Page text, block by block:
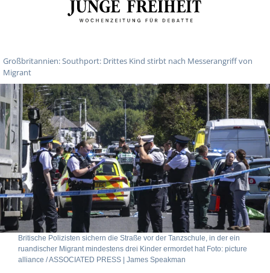
Großbritannien: Southport: Drittes Kind stirbt nach Messerangriff von
Migrant
Britische Polizisten sichern die Straße vor der Tanzschule, in der ein
ruandischer Migrant mindestens drei Kinder ermordet hat Foto: picture
alliance / ASSOCIATED PRESS | James Speakman